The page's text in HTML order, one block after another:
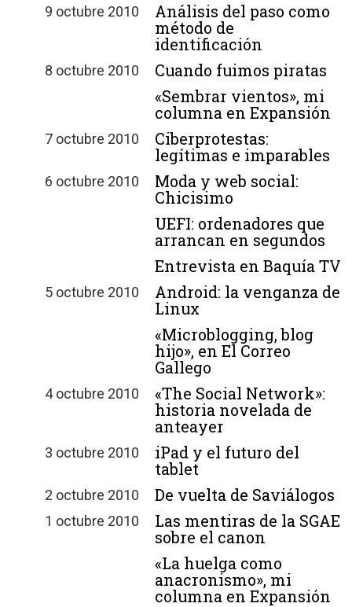
9 octubre 2010
Análisis del paso como
método de
identificación
8 octubre 2010
Cuando fuimos piratas
«Sembrar vientos», mi
columna en Expansión
7 octubre 2010
Ciberprotestas:
legítimas e imparables
6 octubre 2010
Moda y web social:
Chicisimo
UEFI: ordenadores que
arrancan en segundos
Entrevista en Baquía TV
5 octubre 2010
Android: la venganza de
Linux
«Microblogging, blog
hijo», en El Correo
Gallego
4 octubre 2010
«The Social Network»:
historia novelada de
anteayer
3 octubre 2010
iPad y el futuro del
tablet
2 octubre 2010 De vuelta de Saviálogos
1 octubre 2010
Las mentiras de la SGAE
sobre el canon
«La huelga como
anacronismo», mi
columna en Expansión